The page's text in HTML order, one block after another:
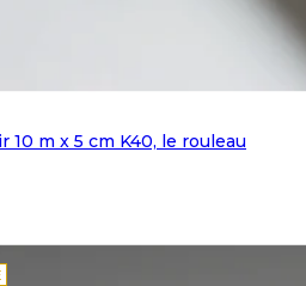
10 m x 5 cm K40, le rouleau